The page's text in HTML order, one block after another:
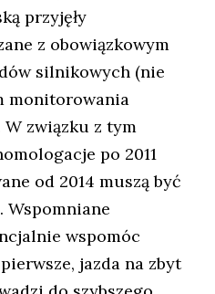
przyjęły
z obowiązkowym
silnikowych (nie
monitorowania
związku z tym
po 2011
od 2014 muszą być
Wspomniane
wspomóc
jazda na zbyt